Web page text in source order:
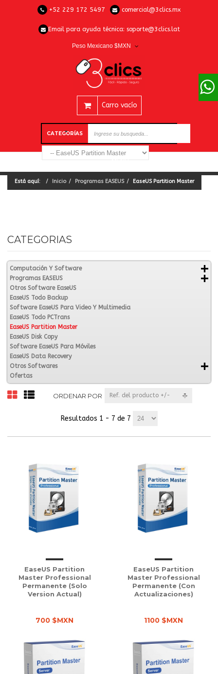
+52 229 172 5497 comercial@3clics.mx
Email para ayuda técnica: soporte@3clics.lat
Peso Mexicano $MXN
Carro vacío
CATEGORÍAS
Está aquí: Inicio Programas EASEUS EaseUS Partition Master
CATEGORIAS
Computación Y Software
Programas EASEUS
Otros Software EaseUS
EaseUS Todo Backup
Software EaseUS Para Video Y Multimedia
EaseUS Todo PCTrans
EaseUS Partition Master
EaseUS Disk Copy
Software EaseUS Para Móviles
EaseUS Data Recovery
Otros Softwares
Ofertas
ORDENAR POR Ref. del producto +/-
Resultados 1 - 7 de 7
EaseUS Partition
Master Professional
Permanente (solo
Version Actual)
700 $MXN
EaseUS Partition
Master Professional
Permanente (con
Actualizaciones)
1100 $MXN